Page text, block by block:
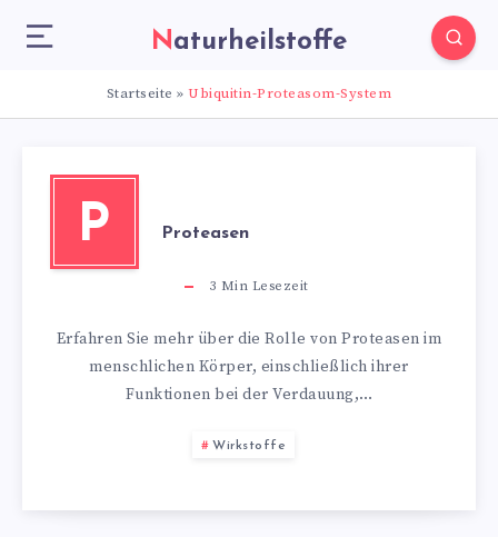
Naturheilstoffe
Startseite »Ubiquitin-Proteasom-System
P Proteasen
3 Min Lesezeit
Erfahren Sie mehr über die Rolle von Proteasen im
menschlichen Körper, einschließlich ihrer
Funktionen bei der Verdauung,…
Wirkstoffe